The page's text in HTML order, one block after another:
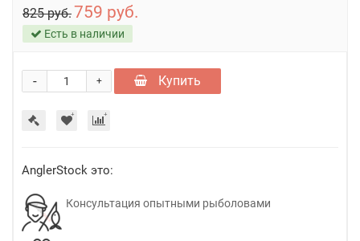
825 руб.759 руб.
Есть в наличии
+
- Купить
AnglerStock это:
Консультация опытными рыболовами